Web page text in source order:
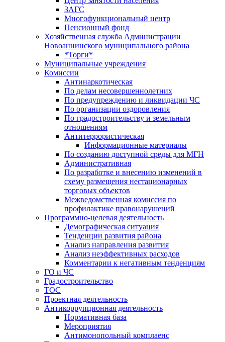
ЗАГС
Многофункциональный центр
Пенсионный фонд
Хозяйственная служба Администрации
Новоаннинского муниципального района
*Торги*
Муниципальные учреждения
Комиссии
Антинаркотическая
По делам несовершеннолетних
По предупреждению и ликвидации ЧС
По организации оздоровления
По градостроительству и земельным
отношениям
Антитеррористическая
Информационные материалы
По созданию доступной среды для МГН
Административная
По разработке и внесению изменений в
схему размещения нестационарных
торговых объектов
Межведомственная комиссия по
профилактике правонарушений
Программно-целевая деятельность
Демографическая ситуация
Тенденции развития района
Анализ направления развития
Анализ неэффективных расходов
Комментарии к негативным тенденциям
ГО и ЧС
Градостроительство
ТОС
Проектная деятельность
Антикоррупционная деятельность
Нормативная база
Мероприятия
Антимонопольный комплаенс